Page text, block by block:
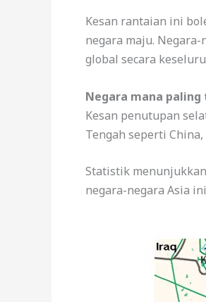
Kesan rantaian ini
negara maju.
global secara
Negara mana
Kesan penutupan
Tengah seperti
Statistik
negara-negara Asia